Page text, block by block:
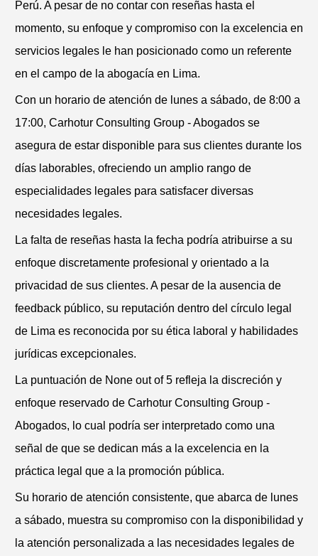
Perú. A pesar de no contar con reseñas hasta el
momento, su enfoque y compromiso con la excelencia en
servicios legales le han posicionado como un referente
en el campo de la abogacía en Lima.
Con un horario de atención de lunes a sábado, de 8:00 a
17:00, Carhotur Consulting Group - Abogados se
asegura de estar disponible para sus clientes durante los
días laborables, ofreciendo un amplio rango de
especialidades legales para satisfacer diversas
necesidades legales.
La falta de reseñas hasta la fecha podría atribuirse a su
enfoque discretamente profesional y orientado a la
privacidad de sus clientes. A pesar de la ausencia de
feedback público, su reputación dentro del círculo legal
de Lima es reconocida por su ética laboral y habilidades
jurídicas excepcionales.
La puntuación de None out of 5 refleja la discreción y
enfoque reservado de Carhotur Consulting Group -
Abogados, lo cual podría ser interpretado como una
señal de que se dedican más a la excelencia en la
práctica legal que a la promoción pública.
Su horario de atención consistente, que abarca de lunes
a sábado, muestra su compromiso con la disponibilidad y
la atención personalizada a las necesidades legales de